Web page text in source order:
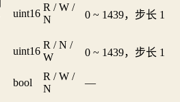
uint16
R / W /
N
0 ~ 1439，步长 1
uint16
R / N /
W
0 ~ 1439，步长 1
bool
R / W /
N
—